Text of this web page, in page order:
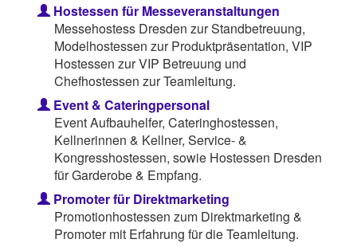
Hostessen für Messeveranstaltungen
Messehostess Dresden zur Standbetreuung,
Modelhostessen zur Produktpräsentation, VIP
Hostessen zur VIP Betreuung und
Chefhostessen zur Teamleitung.
Event & Cateringpersonal
Event Aufbauhelfer, Cateringhostessen,
Kellnerinnen & Kellner, Service- &
Kongresshostessen, sowie Hostessen Dresden
für Garderobe & Empfang.
Promoter für Direktmarketing
Promotionhostessen zum Direktmarketing &
Promoter mit Erfahrung für die Teamleitung.